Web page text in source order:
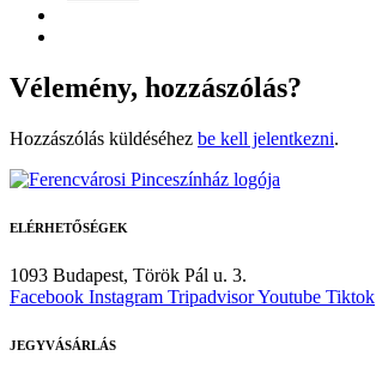
Vélemény, hozzászólás?
Hozzászólás küldéséhez be kell jelentkezni.
ELÉRHETŐSÉGEK
1093 Budapest, Török Pál u. 3.
Facebook Instagram TripadvisorYoutube Tiktok
JEGYVÁSÁRLÁS